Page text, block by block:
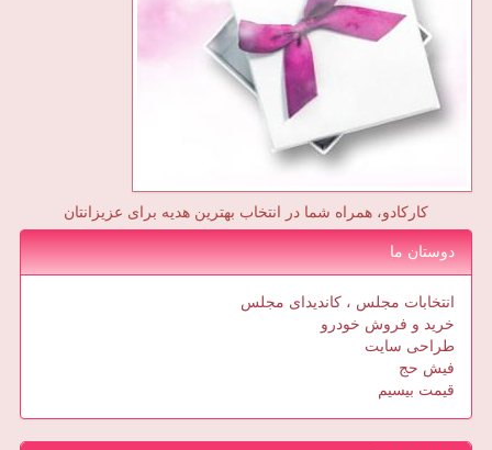
کارکادو، همراه شما در انتخاب بهترین هدیه برای عزیزانتان
دوستان ما
انتخابات مجلس ، کاندیدای مجلس
خرید و فروش خودرو
طراحی سایت
فیش حج
قیمت بیسیم